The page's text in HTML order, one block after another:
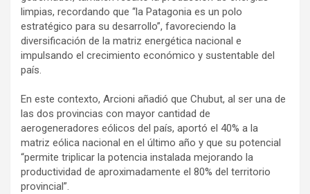
limpias, recordando que “la Patagonia es un polo
estratégico para su desarrollo”, favoreciendo la
diversificación de la matriz energética nacional e
impulsando el crecimiento económico y sustentable del
país.
En este contexto, Arcioni añadió que Chubut, al ser una de
las dos provincias con mayor cantidad de
aerogeneradores eólicos del país, aportó el 40% a la
matriz eólica nacional en el último año y que su potencial
“permite triplicar la potencia instalada mejorando la
productividad de aproximadamente el 80% del territorio
provincial”.